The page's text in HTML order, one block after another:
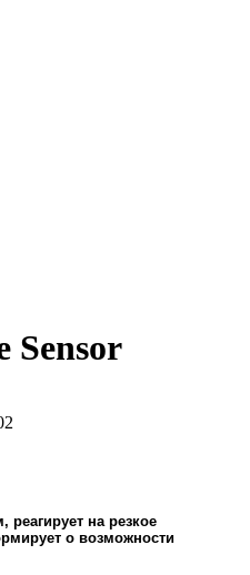
Sensor
на резкое
о возможности